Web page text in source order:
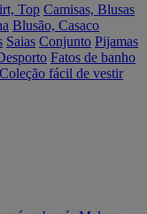
Top Camisas, Blusas
Blusão, Casaco
Saias Conjunto Pijamas
Fatos de banho
fácil de vestir